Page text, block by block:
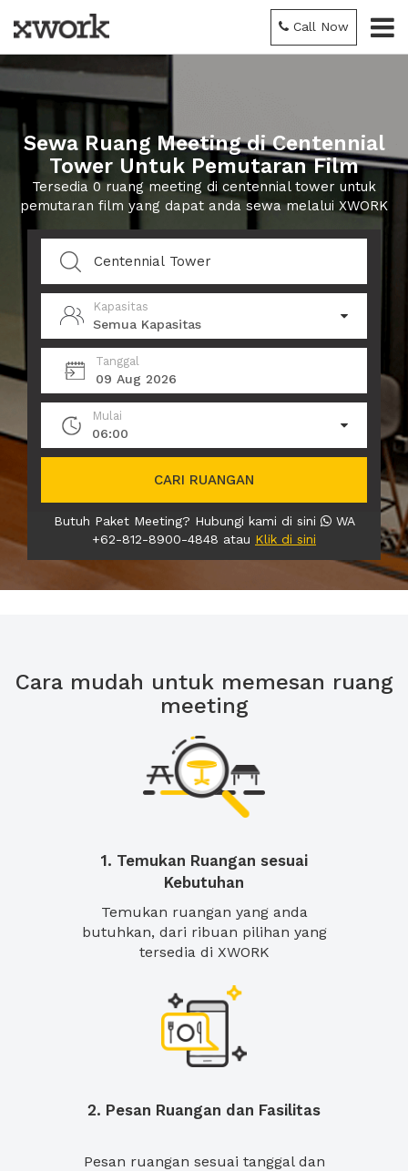
Call Now
Sewa Ruang Meeting di Centennial
Tower Untuk Pemutaran Film
Tersedia 0 ruang meeting di centennial tower untuk
pemutaran film yang dapat anda sewa melalui XWORK
Kapasitas
Semua Kapasitas
Tanggal
09 Aug 2026
Mulai
06:00
CARI RUANGAN
Butuh Paket Meeting? Hubungi kami di sini
WA
+62-812-8900-4848 atau Klik di sini
Cara mudah untuk memesan ruang
meeting
1. Temukan Ruangan sesuai
Kebutuhan
Temukan ruangan yang anda
butuhkan, dari ribuan pilihan yang
tersedia di XWORK
2. Pesan Ruangan dan Fasilitas
Pesan ruangan sesuai tanggal dan